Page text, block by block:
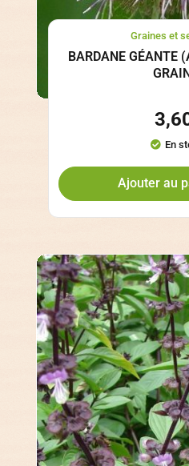
Graines et
BARDANE GÉANTE
En
Ajouter au